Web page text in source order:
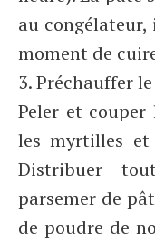
au
moment de
3. Préchauffer
Peler et couper
les myrtilles et
Distribuer
parsemer de
de poudre de